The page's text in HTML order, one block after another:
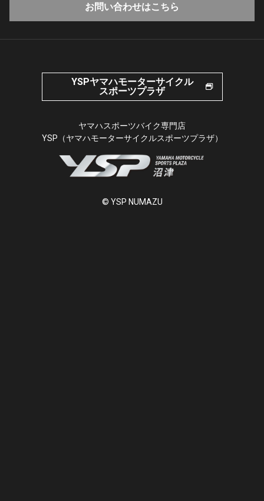
お問い合わせはこちら
YSPヤマハモーターサイクル
スポーツプラザ
ヤマハスポーツバイク専門店
YSP（ヤマハモーターサイクルスポーツプラザ）
© YSP NUMAZU